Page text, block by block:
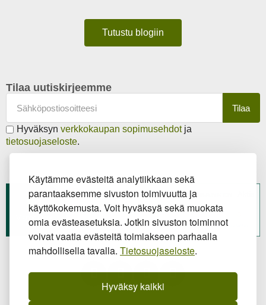
Käytämme evästeitä analytiikkaan sekä
parantaaksemme sivuston toimivuutta ja
käyttökokemusta. Voit hyväksyä sekä muokata
omia evästeasetuksia. Jotkin sivuston toiminnot
voivat vaatia evästeitä toimiakseen parhaalla
mahdollisella tavalla. Tietosuojaseloste.
Hyväksy kaikki
Tutustu blogiin
Tilaa uutiskirjeemme
Tilaa
Hyväksyn verkkokaupan sopimusehdotja
tietosuojaseloste.